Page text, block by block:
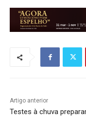
Artigo anterior
Testes à chuva